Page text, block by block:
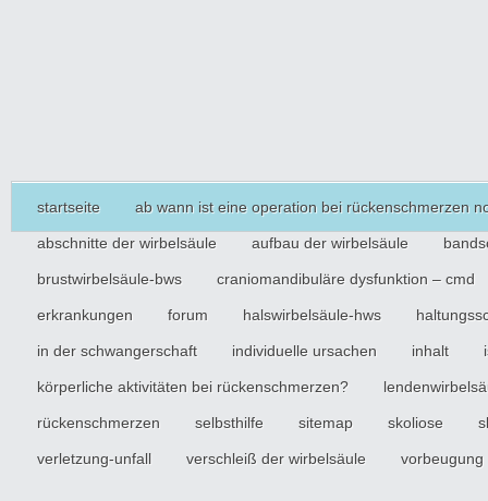
startseite ab wann ist eine operation bei rückenschmerzen
abschnitte der wirbelsäule aufbau der wirbelsäule
brustwirbelsäule-bws craniomandibuläre dysfunktion – cmd
erkrankungen forum halswirbelsäule-hws
in der schwangerschaft individuelle ursachen inhalt
körperliche aktivitäten bei rückenschmerzen?
rückenschmerzen selbsthilfe sitemap skoliose
verletzung-unfall verschleiß der wirbelsäule vorbeugung